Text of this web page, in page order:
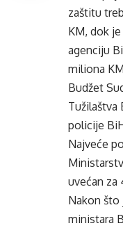
zaštitu
KM, dok
agenciju
miliona
Budžet
Tužilaštva
policije
Najveće
uvećan za
Nakon što
ministara